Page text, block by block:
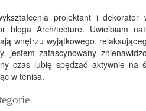
projektant i dekorator
bloga Arch/tecture. Uwielbiam
wnętrzu wyjątkowego,
jestem zafascynowany
czas lubię spędzać aktywnie na
w tenisa.